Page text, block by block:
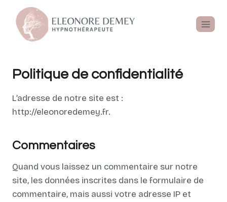
Politique de confidentialité
L’adresse de notre site est :
http://eleonoredemey.fr.
Commentaires
Quand vous laissez un commentaire sur notre
site, les données inscrites dans le formulaire de
commentaire, mais aussi votre adresse IP et